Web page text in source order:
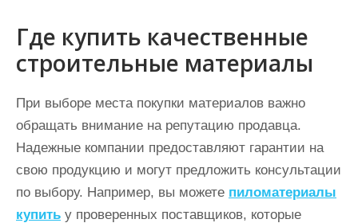
Где купить качественные
строительные материалы
При выборе места покупки материалов важно
обращать внимание на репутацию продавца.
Надежные компании предоставляют гарантии на
свою продукцию и могут предложить консультации
по выбору. Например, вы можете пиломатериалы
купить у проверенных поставщиков, которые